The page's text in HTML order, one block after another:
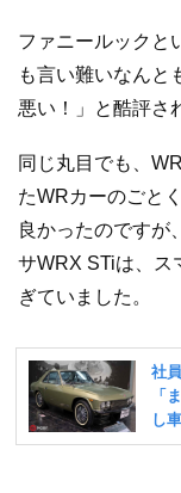
ファニールックと
も言い難いなんと
悪い！」と酷評さ
同じ丸目でも、
たWRカーのごと
良かったのですが
サWRX STiは、ス
ぎていました。